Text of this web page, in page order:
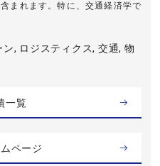
まれます。特に、交通経済学で
, ロジスティクス, 交通, 物
一覧
ページ